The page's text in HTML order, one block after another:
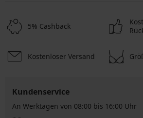
5% Cashback
Kostenloser Versand
Kundenservice
An Werktagen von 08:00 bis 16:00 Uhr